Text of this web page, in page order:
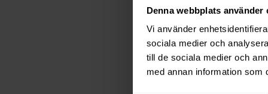
Denna webbplats använder
Vi använder
sociala medier och
till de sociala medier och
med annan information som
The
has